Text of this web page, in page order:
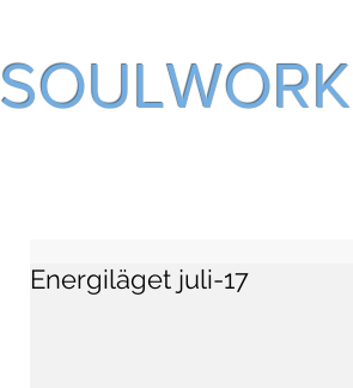
SOULWORK
Energiläget juli-17